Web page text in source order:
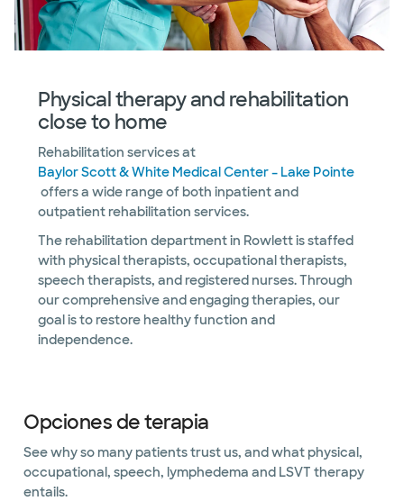
Physical therapy and rehabilitation
close to home
Rehabilitation services at
Baylor Scott & White Medical Center – Lake Pointe
offers a wide range of both inpatient and
outpatient rehabilitation services.
The rehabilitation department in Rowlett is staffed
with physical therapists, occupational therapists,
speech therapists, and registered nurses. Through
our comprehensive and engaging therapies, our
goal is to restore healthy function and
independence.
Opciones de terapia
See why so many patients trust us, and what physical,
occupational, speech, lymphedema and LSVT therapy
entails.